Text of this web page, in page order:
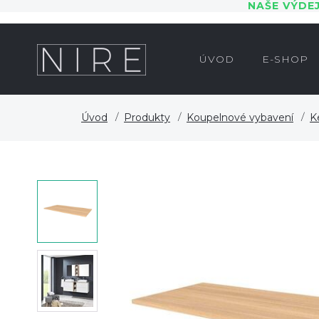
NAŠE
ÚVOD E-SHOP
Úvod Produkty Koupelnové vybavení